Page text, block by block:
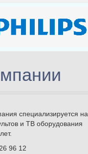
специализируется на
и ТВ оборудования
96 12